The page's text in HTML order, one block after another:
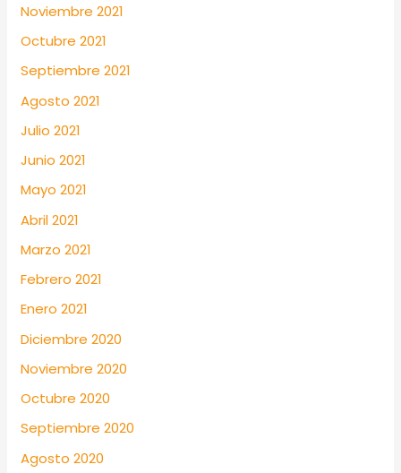
Noviembre 2021
Octubre 2021
Septiembre 2021
Agosto 2021
Julio 2021
Junio 2021
Mayo 2021
Abril 2021
Marzo 2021
Febrero 2021
Enero 2021
Diciembre 2020
Noviembre 2020
Octubre 2020
Septiembre 2020
Agosto 2020